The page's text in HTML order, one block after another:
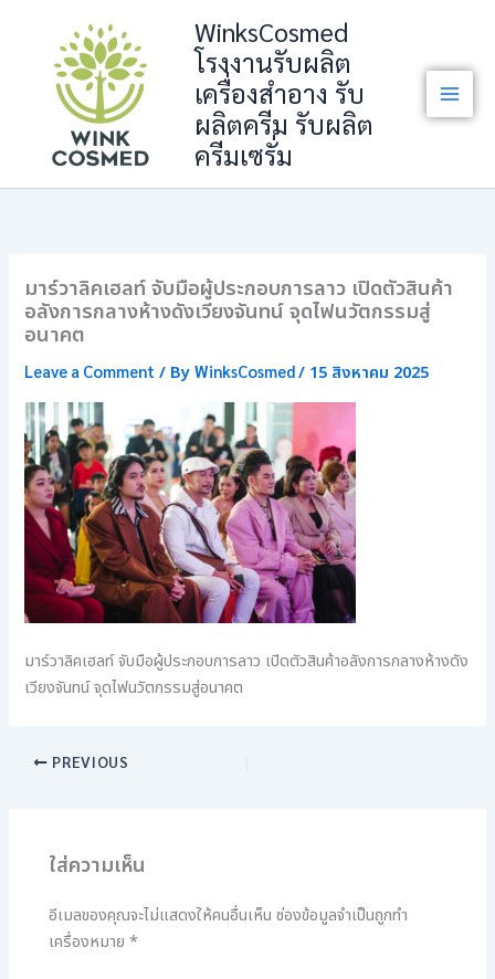
content
WinksCosmed
โรงงานรับผลิต
เครื่องสำอาง รับ
ผลิตครีม รับผลิต
ครีมเซรั่ม
มาร์วาลิคเฮลท์ จับมือผู้ประกอบการลาว เปิดตัวสินค้า
อลังการกลางห้างดังเวียงจันทน์ จุดไฟนวัตกรรมสู่
อนาคต
Leave a Comment / ByWinksCosmed/ 15 สิงหาคม 2025
มาร์วาลิคเฮลท์ จับมือผู้ประกอบการลาว เปิดตัวสินค้าอลังการกลางห้างดัง
เวียงจันทน์ จุดไฟนวัตกรรมสู่อนาคต
PREVIOUS
ใส่ความเห็น
อีเมลของคุณจะไม่แสดงให้คนอื่นเห็น ช่องข้อมูลจำเป็นถูกทำ
เครื่องหมาย*